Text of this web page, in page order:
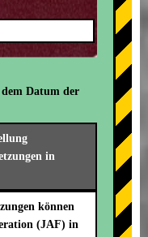
Datum der
in
können
(JAF) in